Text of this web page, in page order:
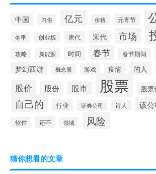
中国 习俗 亿元 价格 元宵节
冬季 创业板 唐代 宋代 市场
攻略 新能源 时间 春节 春节期间
梦幻西游 概念股 游戏 疫情 的人
股价 股份 股市 股票 股票
自己的 行业 证券公司 诗人 该公
软件 还不 领域 风险
猜你想看的文章